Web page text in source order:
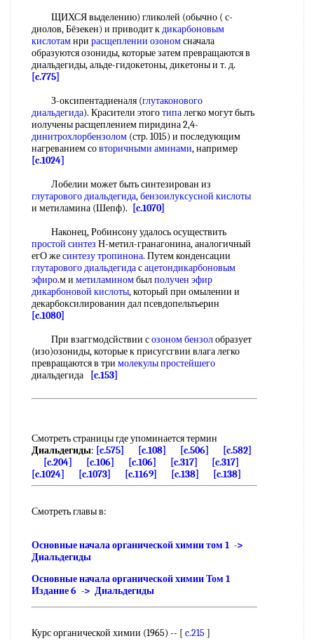
ЩИХСЯ выделению) гликолей (обычно ( с-
диолов, Бёзекен) и приводит кдикарбоновым
кислотамнри расщеплении озономсначала
образуются озониды, которые затем превращаются в
диальдегиды, альде-гидокетоны, дикетоны и т. д.
[c.775]
З-оксипентадиеналя (глутаконового
диальдегида). Красители этоготипалегко могут быть
иолучены расщеплением пиридина 2,4-
динитрохлорбензолом (стр. 1015) и последующим
нагреванием совторичными аминами, например
[c.1024]
Лобелии может быть синтезирован из
глутарового диальдегида,бензоилуксусной кислоты
и метиламина (Шепф).
[c.1070]
Наконец, Робинсону удалось осуществить
простой синтез Н-метил-гранагонина, аналогичный
егО жесинтезу тропинона. Путем конденсации
глутарового диальдегидасацетондикарбоновым
эфиро.м и метиламиномбылполучен эфир
дикарбоновой кислоты, который при омылении и
декарбоксилированин дал псевдопельтьерин
[c.1080]
При взаггмодсйствии созоном бензолобразует
(изо)озониды, которые к присугсгвии влага легко
превращаются в три молекулы простейшего
диальдегида
[c.153]
Смотреть страницы где упоминается термин
Диальдегиды: [c.575] [c.108] [c.506]
[c.582]
[c.204]
[c.106] [c.106] [c.317]
[c.317]
[c.1024]
[c.1073] [c.1169] [c.138] [c.138]
Смотреть главы в:
Основные начала органической химии том 1 ->
Диальдегиды
Основные начала органической химии Том 1
Издание 6 -> Диальдегиды
Курс органической химии (1965) -- [ c.215 ]